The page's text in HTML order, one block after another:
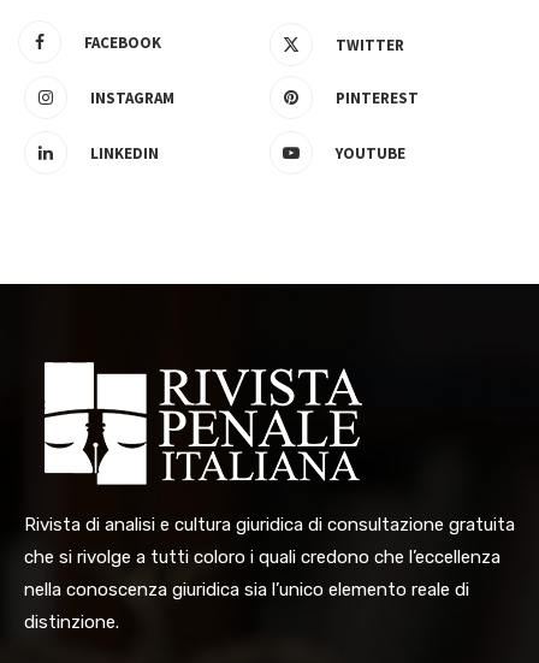
FACEBOOK TWITTER
INSTAGRAM PINTEREST
LINKEDIN YOUTUBE
Rivista di analisi e cultura giuridica di consultazione gratuita
che si rivolge a tutti coloro i quali credono che l’eccellenza
nella conoscenza giuridica sia l’unico elemento reale di
distinzione.